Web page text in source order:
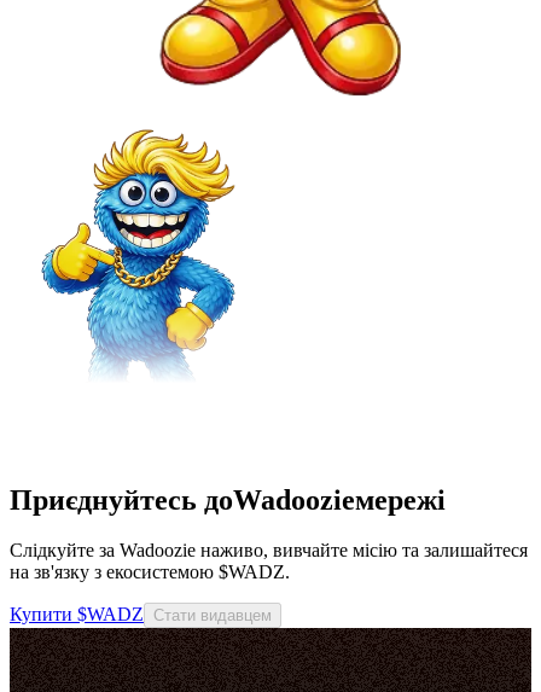
Приєднуйтесь доWadoozieмережі
Слідкуйте за Wadoozie наживо, вивчайте місію та залишайтеся
на зв'язку з екосистемою $WADZ.
Купити $WADZ Стати видавцем